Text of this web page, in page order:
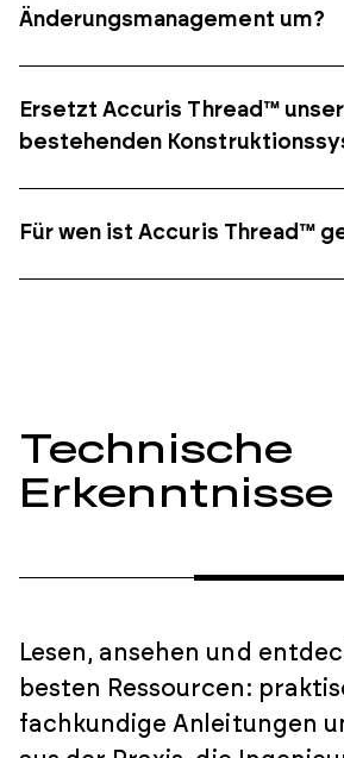
Änderungsmanagement um?
Ersetzt Accuris Thread™
bestehenden
Für wen ist Accuris Thread™
Technische
Erkenntnisse
Lesen, ansehen und
besten Ressourcen:
fachkundige Anleitungen